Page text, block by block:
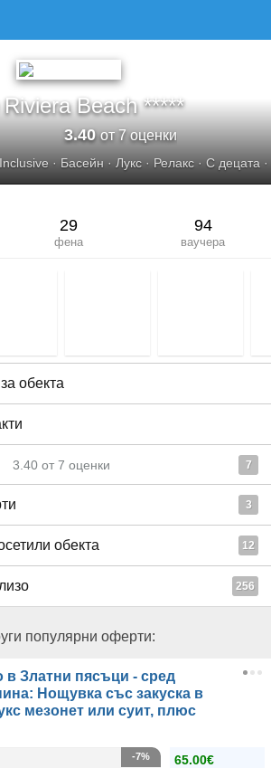
Beach *****
3.40от 7 оценки
· Басейн · Лукс · Релакс · С децата ·
29
фена
94
ваучера
обекта
3.40 от 7 оценки 7
3
обекта 12
256
популярни оферти:
в Златни пясъци - сред
Нощувка със закуска в
мезонет или суит, плюс
65.00€
-7%